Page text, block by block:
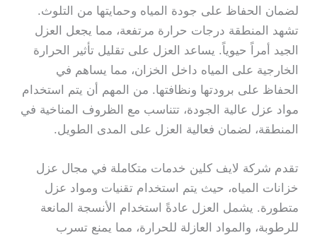
لضمان الحفاظ على جودة المياه وحمايتها من التلوث.
تشهد المنطقة درجات حرارة مرتفعة، مما يجعل العزل
الجيد أمراً حيوياً. يساعد العزل على تقليل تأثير الحرارة
الخارجية على المياه داخل الخزان، مما يساهم في
الحفاظ على برودتها ونظافتها. من المهم أن يتم استخدام
مواد عزل عالية الجودة، تتناسب مع الظروف المناخية في
المنطقة، لضمان فعالية العزل على المدى الطويل.
تقدم شركة لايف كلين خدمات متكاملة في مجال عزل
خزانات المياه، حيث يتم استخدام تقنيات ومواد عزل
متطورة. يشمل العزل عادةً استخدام الأنسجة المانعة
للرطوبة، والمواد العازلة للحرارة، مما يمنع تسرب